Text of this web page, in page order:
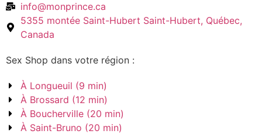
info@monprince.ca
5355 montée Saint-Hubert Saint-Hubert, Québec,
Canada
Sex Shop dans votre région :
À Longueuil (9 min)
À Brossard (12 min)
À Boucherville (20 min)
À Saint-Bruno (20 min)